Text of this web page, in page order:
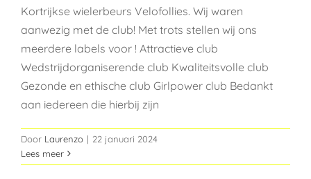
Kortrijkse wielerbeurs Velofollies. Wij waren
aanwezig met de club! Met trots stellen wij ons
meerdere labels voor ! Attractieve club
Wedstrijdorganiserende club Kwaliteitsvolle club
Gezonde en ethische club Girlpower club Bedankt
aan iedereen die hierbij zijn
Door Laurenzo | 22 januari 2024
Lees meer